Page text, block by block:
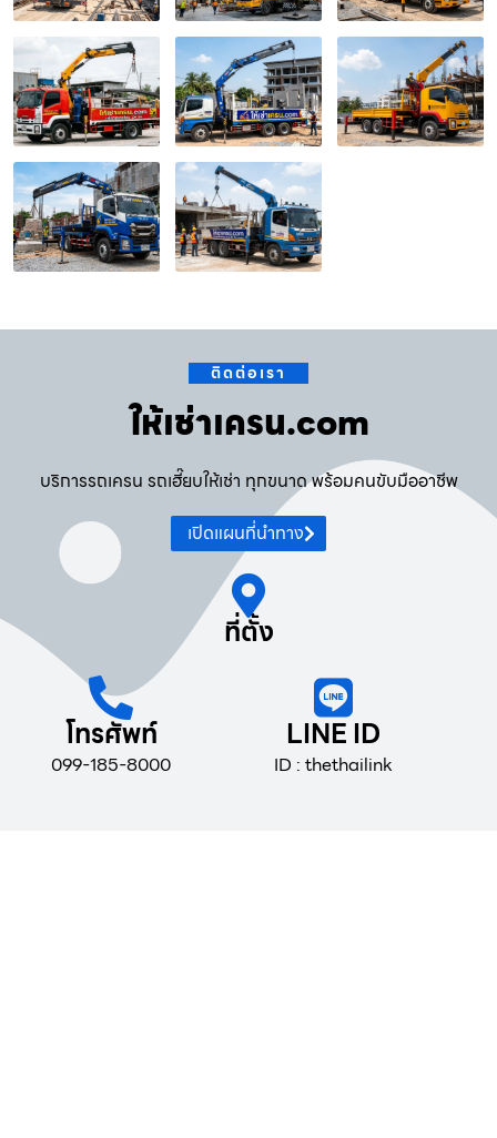
ติดต่อเรา
ให้เช่าเครน.com
บริการรถเครน รถเฮี๊ยบให้เช่า ทุกขนาด พร้อมคนขับมืออาชีพ
เปิดแผนที่นำทาง
ที่ตั้ง
โทรศัพท์
099-185-8000
LINE ID
ID : thethailink